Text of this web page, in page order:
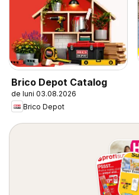
Brico Depot Catalog
de luni 03.08.2026
Brico Depot